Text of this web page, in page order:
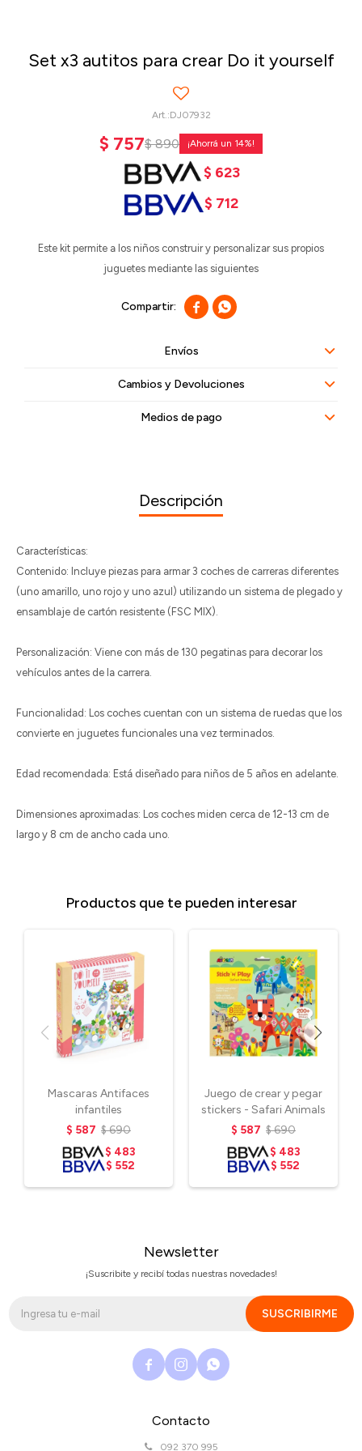
Set x3 autitos para crear Do it yourself
DJ07932
$ 757$ 890 14
$ 623
$ 712
Este kit permite a los niños construir y personalizar sus propios
juguetes mediante las siguientes
 
Envíos
Cambios y Devoluciones
Medios de pago
Descripción
Características:
Contenido: Incluye piezas para armar 3 coches de carreras diferentes
(uno amarillo, uno rojo y uno azul) utilizando un sistema de plegado y
ensamblaje de cartón resistente (FSC MIX).
Personalización: Viene con más de 130 pegatinas para decorar los
vehículos antes de la carrera.
Funcionalidad: Los coches cuentan con un sistema de ruedas que los
convierte en juguetes funcionales una vez terminados.
Edad recomendada: Está diseñado para niños de 5 años en adelante.
Dimensiones aproximadas: Los coches miden cerca de 12-13 cm de
largo y 8 cm de ancho cada uno.
Productos que te pueden interesar
Mascaras Antifaces
infantiles
$ 587 $690
$ 483
$ 552
Juego de crear y pegar
stickers - Safari Animals
$ 587 $690
$ 483
$ 552
Contacto
092 370 995
Newsletter
¡Suscribite y recibí todas nuestras novedades!
SUSCRIBIRME
  